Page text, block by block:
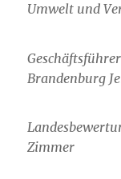
Umwelt und
Brandenburg
Zimmer